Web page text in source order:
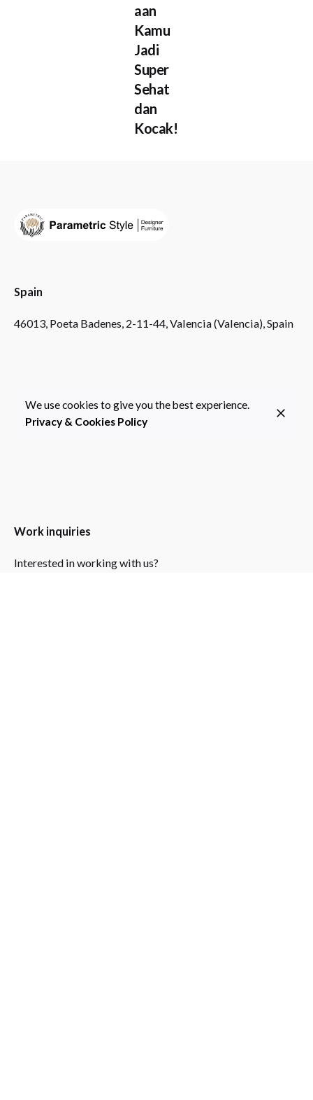
aan
Kamu
Jadi
Super
Sehat
dan
Kocak!
Spain
46013, Poeta Badenes, 2-11-44, Valencia (Valencia), Spain
Work inquiries
Interested in working with us?
We use cookies to give you the best experience.
Privacy & Cookies Policy